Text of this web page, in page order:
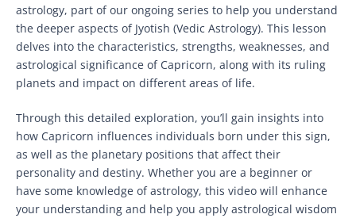
astrology, part of our ongoing series to help you understand
the deeper aspects of Jyotish (Vedic Astrology). This lesson
delves into the characteristics, strengths, weaknesses, and
astrological significance of Capricorn, along with its ruling
planets and impact on different areas of life.
Through this detailed exploration, you’ll gain insights into
how Capricorn influences individuals born under this sign,
as well as the planetary positions that affect their
personality and destiny. Whether you are a beginner or
have some knowledge of astrology, this video will enhance
your understanding and help you apply astrological wisdom